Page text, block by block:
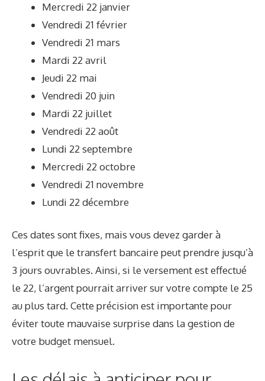
Mercredi 22 janvier
Vendredi 21 février
Vendredi 21 mars
Mardi 22 avril
Jeudi 22 mai
Vendredi 20 juin
Mardi 22 juillet
Vendredi 22 août
Lundi 22 septembre
Mercredi 22 octobre
Vendredi 21 novembre
Lundi 22 décembre
Ces dates sont fixes, mais vous devez garder à
l’esprit que le transfert bancaire peut prendre jusqu’à
3 jours ouvrables. Ainsi, si le versement est effectué
le 22, l’argent pourrait arriver sur votre compte le 25
au plus tard. Cette précision est importante pour
éviter toute mauvaise surprise dans la gestion de
votre budget mensuel.